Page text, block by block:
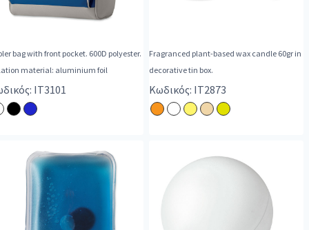
bag with front pocket. 600D polyester.
material: aluminium foil
IT3101
Fragranced plant-based wax candle 60gr in
decorative tin box.
Κωδικός: IT2873